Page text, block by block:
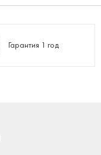
Гарантия 1 год